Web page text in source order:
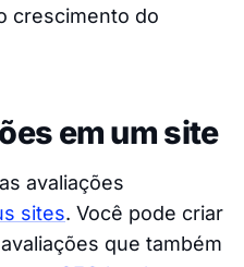
crescimento do
em um site
avaliações
sites. Você pode criar
que também